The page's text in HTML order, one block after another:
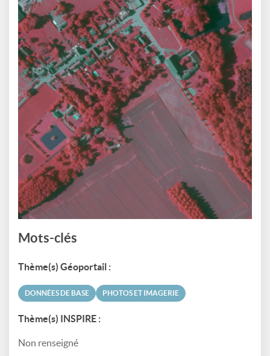
Mots-clés
Thème(s) Géoportail :
DONNÉES DE BASE PHOTOS ET IMAGERIE
Thème(s) INSPIRE :
Non renseigné